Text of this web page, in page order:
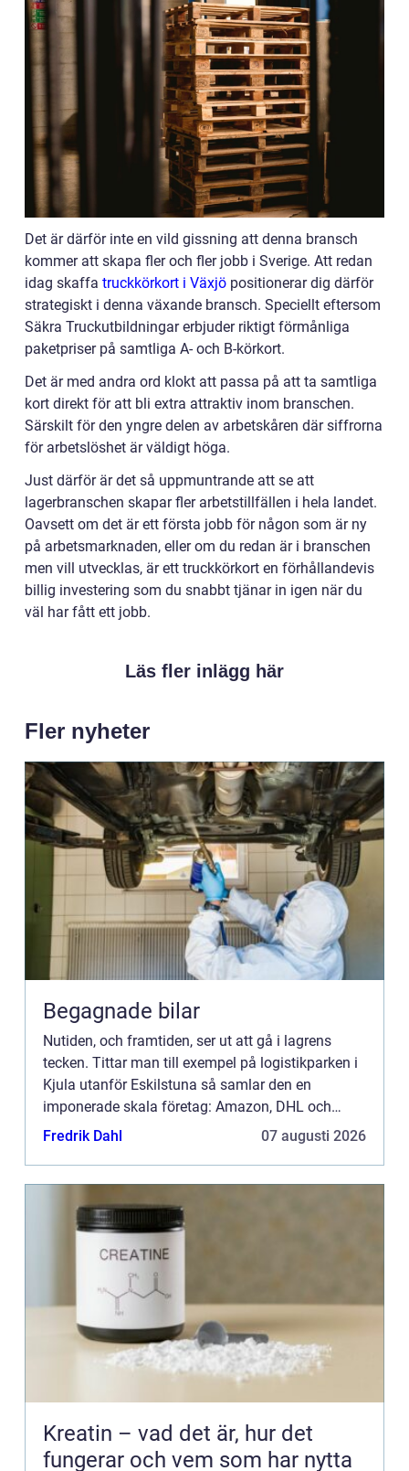
Det är därför inte en vild gissning att denna bransch
kommer att skapa fler och fler jobb i Sverige. Att redan
idag skaffa truckkörkort i Växjö positionerar dig därför
strategiskt i denna växande bransch. Speciellt eftersom
Säkra Truckutbildningar erbjuder riktigt förmånliga
paketpriser på samtliga A- och B-körkort.
Det är med andra ord klokt att passa på att ta samtliga
kort direkt för att bli extra attraktiv inom branschen.
Särskilt för den yngre delen av arbetskåren där siffrorna
för arbetslöshet är väldigt höga.
Just därför är det så uppmuntrande att se att
lagerbranschen skapar fler arbetstillfällen i hela landet.
Oavsett om det är ett första jobb för någon som är ny
på arbetsmarknaden, eller om du redan är i branschen
men vill utvecklas, är ett truckkörkort en förhållandevis
billig investering som du snabbt tjänar in igen när du
väl har fått ett jobb.
Läs fler inlägg här
Fler nyheter
Begagnade bilar
Nutiden, och framtiden, ser ut att gå i lagrens
tecken. Tittar man till exempel på logistikparken i
Kjula utanför Eskilstuna så samlar den en
imponerade skala företag: Amazon, DHL och
Coop för att nämna bara några. En inte alltför vild
Fredrik Dahl 07 augusti 2026
Kreatin – vad det är, hur det
fungerar och vem som har nytta